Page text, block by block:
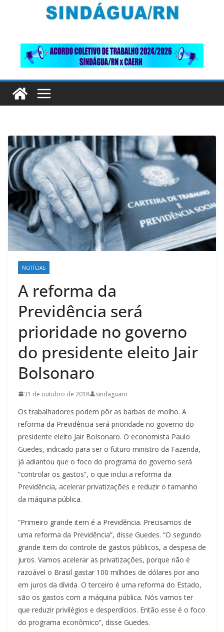
NOTÍCIAS
A reforma da
Previdência será
prioridade no governo
do presidente eleito Jair
Bolsonaro
31 de outubro de 2018 sindaguarn
Os trabalhadores podem pôr as barbas de molho. A
reforma da Previdência será prioridade no governo do
presidente eleito Jair Bolsonaro. O economista Paulo
Guedes, indicado para ser o futuro ministro da Fazenda,
já adiantou que o foco do programa do governo será
“controlar os gastos”, o que inclui a reforma da
Previdência, acelerar privatizações e reduzir o tamanho
da máquina pública.
“Primeiro grande item é a Previdência. Precisamos de
uma reforma da Previdência”, disse Guedes. “O segundo
grande item do controle de gastos públicos, a despesa de
juros. Vamos acelerar as privatizações, porque não é
razoável o Brasil gastar 100 milhões de dólares por ano
em juros da dívida. O terceiro é uma reforma do Estado,
são os gastos com a máquina pública. Nós vamos ter
que reduzir privilégios e desperdícios. Então esse é o foco
do programa econômico”, disse Guedes.